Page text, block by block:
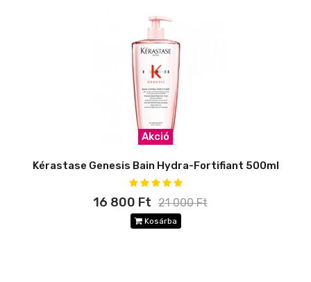
Akció
Kérastase Genesis Bain Hydra-Fortifiant 500ml
16 800 Ft 21 000 Ft
Kosárba